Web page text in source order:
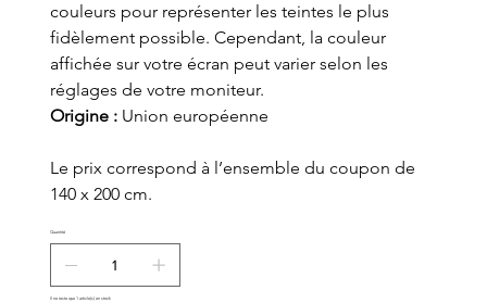
couleurs pour représenter les teintes le plus
fidèlement possible. Cependant, la couleur
affichée sur votre écran peut varier selon les
réglages de votre moniteur.
Origine :Union européenne
Le prix correspond à l’ensemble du coupon de
140 x 200 cm.
Quantité
Il ne reste que 1 article(s) en stock